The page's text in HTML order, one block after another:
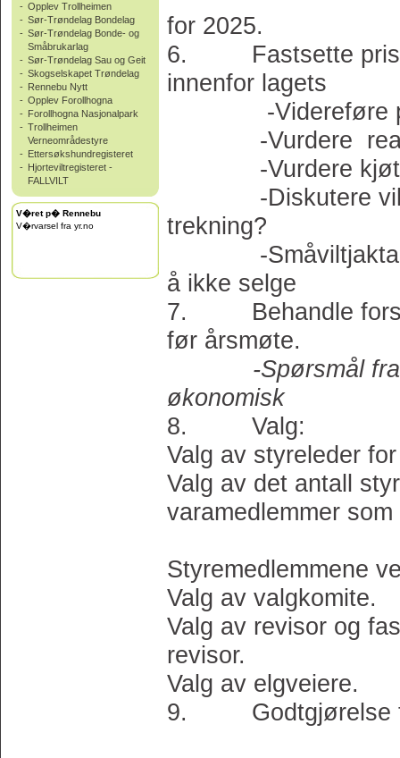
- Opplev Trollheimen
- Sør-Trøndelag Bondelag
- Sør-Trøndelag Bonde- og
Småbrukarlag
- Sør-Trøndelag Sau og Geit
- Skogselskapet Trøndelag
- Rennebu Nytt
- Opplev Forollhogna
- Forollhogna Nasjonalpark
- Trollheimen
Verneområdestyre
- Ettersøkshundregisteret
- Hjorteviltregisteret -
FALLVILT
V�ret p� Rennebu
V�rvarsel fra yr.no
for 2025.
6. Fastsette priser
innenfor
-Videreføre
-Vurdere
-Vurdere
-Diskutere
trekning?
-Småviltjakta
å ikke selge
7. Behandle
før årsmøte.
-Spørsmål
8. Valg:
Valg av styreleder
Valg av det antall
Styremedlemmene
Valg av valgkomite.
Valg av revisor og
revisor.
Valg av elgveiere.
9. Godtgjørelse